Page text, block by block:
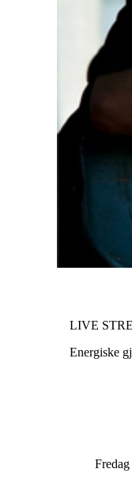
LIVE
Energiske
Fredag